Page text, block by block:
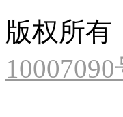
版权所有
10007090